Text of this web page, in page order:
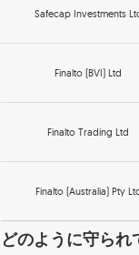
Safecap Investments
Finalto (BVI) Ltd
Finalto Trading Ltd
Finalto (Australia) Pty
どのように守られ